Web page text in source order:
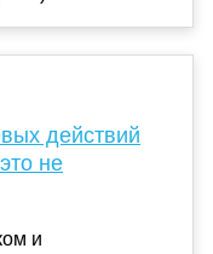
действий
не
и